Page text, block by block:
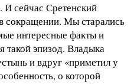
И сейчас Сретенский
сокращении. Мы старались
интересные факты и
эпизод. Владыка
и вдруг «приметил у
о которой